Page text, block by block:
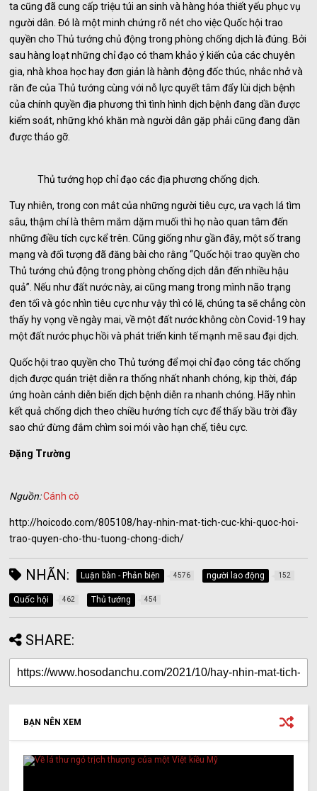
ta cũng đã cung cấp triệu túi an sinh và hàng hóa thiết yếu phục vụ
người dân. Đó là một minh chứng rõ nét cho việc Quốc hội trao
quyền cho Thủ tướng chủ động trong phòng chống dịch là đúng. Bởi
sau hàng loạt những chỉ đạo có tham khảo ý kiến của các chuyên
gia, nhà khoa học hay đơn giản là hành động đốc thúc, nhắc nhở và
răn đe của Thủ tướng cùng với nỗ lực quyết tâm đẩy lùi dịch bệnh
của chính quyền địa phương thì tình hình dịch bệnh đang dần được
kiểm soát, những khó khăn mà người dân gặp phải cũng đang dần
được tháo gỡ.
Thủ tướng họp chỉ đạo các địa phương chống dịch.
Tuy nhiên, trong con mắt của những người tiêu cực, ưa vạch lá tìm
sâu, thậm chí là thêm mắm dặm muối thì họ nào quan tâm đến
những điều tích cực kể trên. Cũng giống như gần đây, một số trang
mạng và đối tượng đã đăng bài cho rằng “Quốc hội trao quyền cho
Thủ tướng chủ động trong phòng chống dịch dẫn đến nhiều hậu
quả”. Nếu như đất nước này, ai cũng mang trong mình não trạng
đen tối và góc nhìn tiêu cực như vậy thì có lẽ, chúng ta sẽ chẳng còn
thấy hy vọng về ngày mai, về một đất nước không còn Covid-19 hay
một đất nước phục hồi và phát triển kinh tế mạnh mẽ sau đại dịch.
Quốc hội trao quyền cho Thủ tướng để mọi chỉ đạo công tác chống
dịch được quán triệt diễn ra thống nhất nhanh chóng, kịp thời, đáp
ứng hoàn cảnh diễn biến dịch bệnh diễn ra nhanh chóng. Hãy nhìn
kết quả chống dịch theo chiều hướng tích cực để thấy bầu trời đầy
sao chứ đừng đắm chìm soi mói vào hạn chế, tiêu cực.
Đặng Trường
Nguồn:Cánh cò
http://hoicodo.com/805108/hay-nhin-mat-tich-cuc-khi-quoc-hoi-
trao-quyen-cho-thu-tuong-chong-dich/
NHÃN: Luận bàn - Phản biện 4576 người lao động 152
Quốc hội 462 Thủ tướng 454
SHARE:
BẠN NÊN XEM